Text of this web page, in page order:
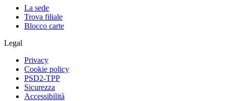
La sede
Trova filiale
Blocco carte
Legal
Privacy
Cookie policy
PSD2-TPP
Sicurezza
Accessibilità